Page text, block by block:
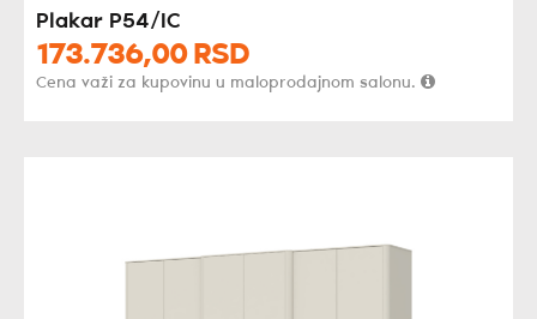
Plakar P54/IC
173.736,00 RSD
Cena važi za kupovinu u maloprodajnom salonu.